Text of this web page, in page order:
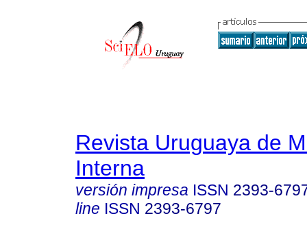
Revista Uruguaya de
Interna
versión impresa ISSN 2393-
line ISSN 2393-6797